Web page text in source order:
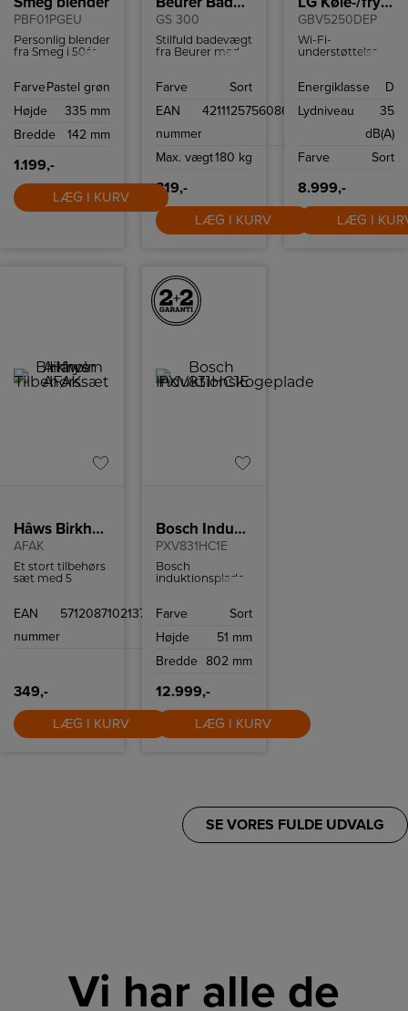
PBF01PGEU
Personlig blender
fra Smeg i 50ér
to hastigheder.
FarvePastel grøn
Højde
335 mm
Bredde
142 mm
1.199,-
LÆG I KURV
GS 300
Stilfuld badevægt
fra Beurer med
silikoneoverflade
vægtkapacitet på
Farve
Sort
EAN
nummer
4211125756086
Max. vægt180 kg
319,-
LÆG I KURV
GBV5250DEP
Wi-Fi-
understøttelse,
smartphone og
kan du fjernstyre
så dit kabinet er
behov.
Energiklasse
D
Lydniveau
35
dB(A)
Farve
Sort
8.999,-
LÆG I
Hâws Birkholm Airfryer Tilbehørssæt
AFAK
Et stort tilbehørs
sæt med 5
airfryeren.
EAN
nummer
5712087102137
349,-
LÆG I KURV
Bosch Induktionskogeplade
PXV831HC1E
Bosch
induktionsplade
Home Connect.
Farve
Sort
Højde
51 mm
Bredde 802 mm
12.999,-
LÆG I KURV
SE VORES FULDE UDVALG
Vi har alle de